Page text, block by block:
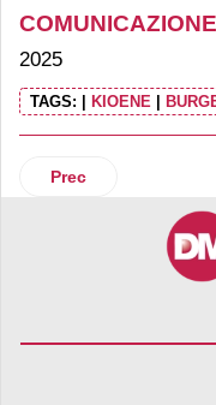
2025
TAGS: KIOENE
Articolo
Prec